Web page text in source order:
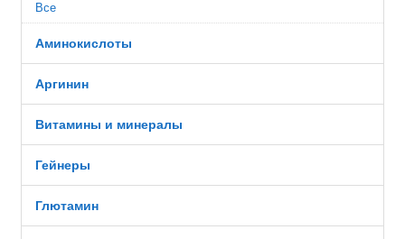
Все
Аминокислоты
Аргинин
Витамины и минералы
Гейнеры
Глютамин